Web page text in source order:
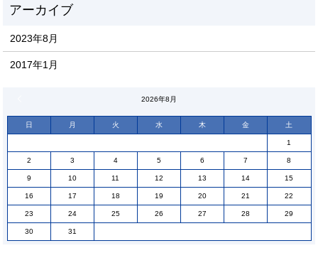
2023年8月
2017年1月
2026年8月
日 月 火 水 木 金 土
1
2 3 4 5 6 7 8
9 10 11 12 13 14 15
16 17 18 19 20 21 22
23 24 25 26 27 28 29
30 31